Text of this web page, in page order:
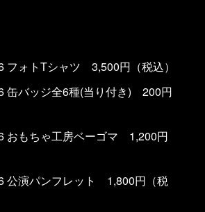
フォトTシャツ 3,500円（税込）
缶バッジ全6種(当り付き) 200円
おもちゃ工房ベーゴマ 1,200円
公演パンフレット 1,800円（税